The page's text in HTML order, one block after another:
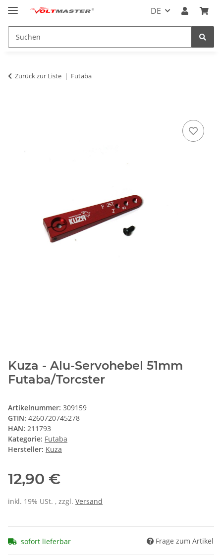
DE
Zurück zur Liste Futaba
Kuza - Alu-Servohebel 51mm
Futaba/Torcster
Artikelnummer: 309159
GTIN: 4260720745278
HAN: 211793
Kategorie: Futaba
Hersteller: Kuza
12,90 €
inkl. 19% USt. , zzgl. Versand
sofort lieferbar Frage zum Artikel